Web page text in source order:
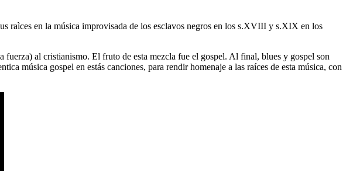
raìces en la música improvisada de los esclavos negros en los s.XVIII y s.XIX en los
al cristianismo. El fruto de esta mezcla fue el gospel. Al final, blues y gospel son
música gospel en estás canciones, para rendir homenaje a las raíces de esta música, con